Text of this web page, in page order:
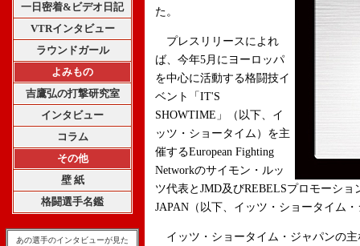
一日密着&ビデオ日記
VTRインタビュー
ラウンドガール
よみもの
吉鷹弘の打撃研究室
インタビュー
コラム
その他
壁 紙
格闘選手名鑑
あの選手のインタビューが見た
た。
プレスリリースによれ
ば、今年5月にヨーロッパ
を中心に活動する格闘技イ
ベント「IT'S
SHOWTIME」（以下、イ
ッツ・ショータイム）を主
催するEuropean Fighting
Networkのサイモン・ルッ
ツ代表とJMD及びREBELSプロモーシ
JAPAN（以下、イッツ・ショータイム
イッツ・ショータイム・ジャパンの